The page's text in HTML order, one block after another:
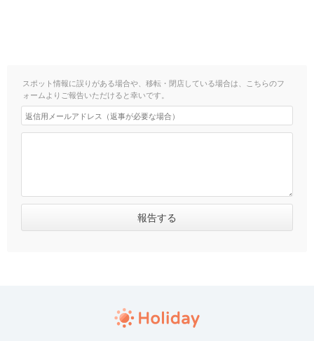
スポット情報に誤りがある場合や、移転・閉店している場合は、こちらのフ
ォームよりご報告いただけると幸いです。